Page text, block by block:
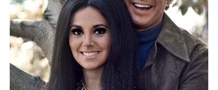
Heute Abend streamen: Einer der kultigsten Western
überhaupt – mit zwei absoluten Genre-Legenden in
den Hauptrollen!
"Von allem, womit ich jemals zu tun hatte, hasse ich
diesen Film am meisten": Kult-Regisseur versucht s
eit 27 Jahren, seinen Horror-Flop mit Robert Downe
y Jr. zu vergessen